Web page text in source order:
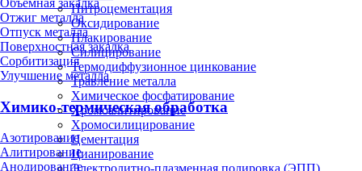
Отжиг металла
Отпуск металла
Поверхностная закалка
Сорбитизация
Улучшение металла
Химико-термическая обработка
Азотирование
Алитирование
Анодирование
Нитроцементация
Оксидирование
Плакирование
Силицирование
Термодиффузионное цинкование
Травление металла
Химическое фосфатирование
Хромоалитирование
Хромосилицирование
Цементация
Цианирование
Электролитно-плазменная полировка (ЭПП)